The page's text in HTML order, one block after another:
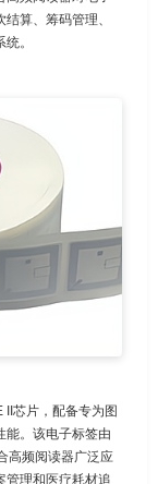
算、筹码管理、
。
II芯片，配备专为图
能。该电子标签由
高频阅读器广泛应
管理和医疗耗材追